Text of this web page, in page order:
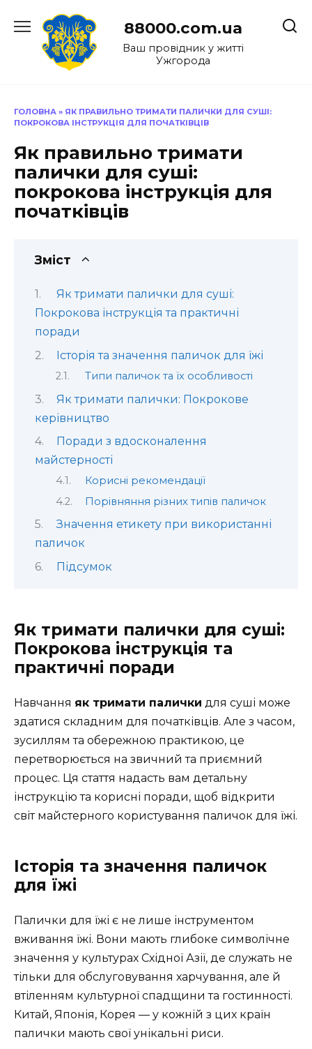
до
88000.com.ua
Ваш провідник у житті
Ужгорода
ГОЛОВНА » ЯК ПРАВИЛЬНО ТРИМАТИ ПАЛИЧКИ ДЛЯ СУШІ:
ПОКРОКОВА ІНСТРУКЦІЯ ДЛЯ ПОЧАТКІВЦІВ
Як правильно тримати
палички для суші:
покрокова інструкція для
початківців
Зміст
Як тримати палички для суші:
Покрокова інструкція та практичні
поради
Історія та значення паличок для їжі
Типи паличок та їх особливості
Як тримати палички: Покрокове
керівництво
Поради з вдосконалення
майстерності
Корисні рекомендації
Порівняння різних типів паличок
Значення етикету при використанні
паличок
Підсумок
Як тримати палички для суші:
Покрокова інструкція та
практичні поради
Навчання як тримати палички для суші може
здатися складним для початківців. Але з часом,
зусиллям та обережною практикою, це
перетворюється на звичний та приємний
процес. Ця стаття надасть вам детальну
інструкцію та корисні поради, щоб відкрити
світ майстерного користування паличок для їжі.
Історія та значення паличок
для їжі
Палички для їжі є не лише інструментом
вживання їжі. Вони мають глибоке символічне
значення у культурах Східної Азії, де служать не
тільки для обслуговування харчування, але й
втіленням культурної спадщини та гостинності.
Китай, Японія, Корея — у кожній з цих країн
палички мають свої унікальні риси.